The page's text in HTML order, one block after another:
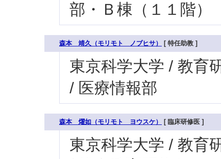
部・Ｂ棟（１１階）
森本 靖久（モリモト ノブヒサ） [ 特任助教 ]
東京科学大学 / 教育
/ 医療情報部
森本 燿如（モリモト ヨウスケ） [ 臨床研修医 ]
東京科学大学 / 教育